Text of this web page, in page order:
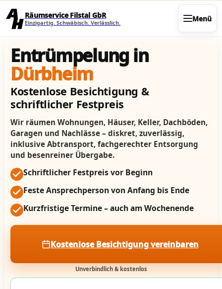
Räumservice Filstal GbR
Einzigartig. Schwäbisch. Verlässlich. Menü
Entrümpelung in
Dürbheim
Kostenlose Besichtigung &
schriftlicher Festpreis
Wir räumen Wohnungen, Häuser, Keller, Dachböden,
Garagen und Nachlässe – diskret, zuverlässig,
inklusive Abtransport, fachgerechter Entsorgung
und besenreiner Übergabe.
Schriftlicher Festpreis vor Beginn
Feste Ansprechperson von Anfang bis Ende
Kurzfristige Termine – auch am Wochenende
Kostenlose Besichtigung vereinbaren
Unverbindlich & kostenlos